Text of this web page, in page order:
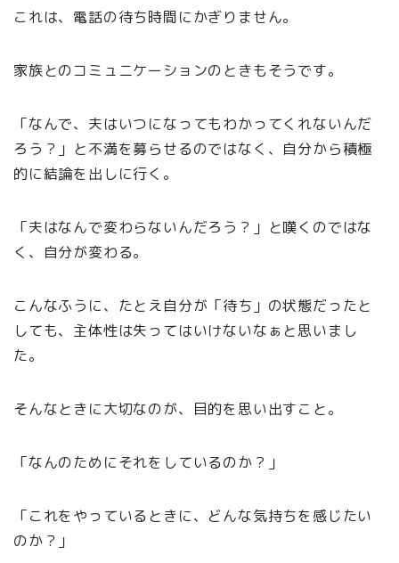
これは、電話の待ち時間にかぎりません。
家族とのコミュニケーションのときもそうです。
「なんで、夫はいつになってもわかってくれないんだ
ろう？」と不満を募らせるのではなく、自分から積極
的に結論を出しに行く。
「夫はなんで変わらないんだろう？」と嘆くのではな
く、自分が変わる。
こんなふうに、たとえ自分が「待ち」の状態だったと
しても、主体性は失ってはいけないなぁと思いまし
た。
そんなときに大切なのが、目的を思い出すこと。
「なんのためにそれをしているのか？」
「これをやっているときに、どんな気持ちを感じたい
のか？」